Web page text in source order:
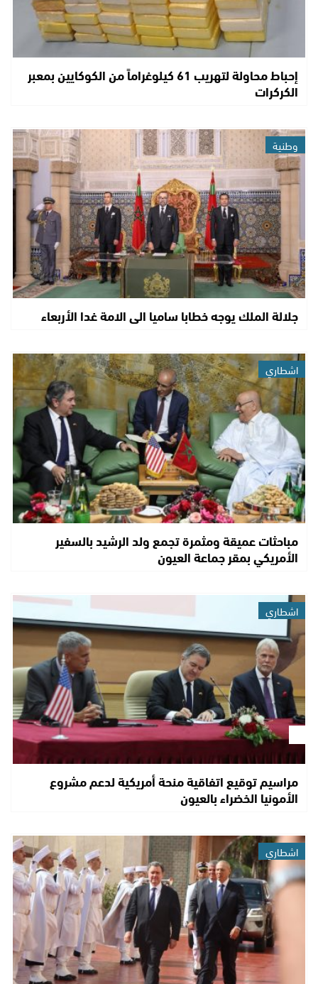
إحباط محاولة لتهريب 61 كيلوغراماً من الكوكايين بمعبر
الكركرات
وطنية
جلالة الملك يوجه خطابا ساميا الى الامة غدا الأربعاء
اشطاري
مباحثات عميقة ومثمرة تجمع ولد الرشيد بالسفير
الأمريكي بمقر جماعة العيون
اشطاري
مراسيم توقيع اتفاقية منحة أمريكية لدعم مشروع
الأمونيا الخضراء بالعيون
اشطاري